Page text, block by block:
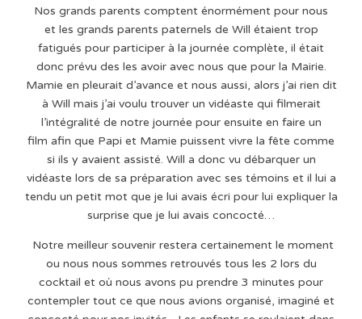
Nos grands parents comptent énormément pour nous
et les grands parents paternels de Will étaient trop
fatigués pour participer à la journée complète, il était
donc prévu des les avoir avec nous que pour la Mairie.
Mamie en pleurait d’avance et nous aussi, alors j’ai rien dit
à Will mais j’ai voulu trouver un vidéaste qui filmerait
l’intégralité de notre journée pour ensuite en faire un
film afin que Papi et Mamie puissent vivre la fête comme
si ils y avaient assisté. Will a donc vu débarquer un
vidéaste lors de sa préparation avec ses témoins et il lui a
tendu un petit mot que je lui avais écri pour lui expliquer la
surprise que je lui avais concocté…
Notre meilleur souvenir restera certainement le moment
ou nous nous sommes retrouvés tous les 2 lors du
cocktail et où nous avons pu prendre 3 minutes pour
contempler tout ce que nous avions organisé, imaginé et